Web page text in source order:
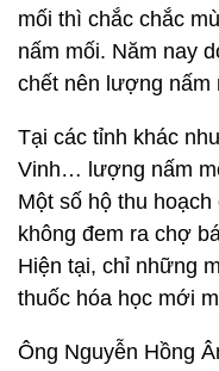
mối thì chắc chắc
nấm mối. Năm nay
chết nên lượng nấm
Tại các tỉnh khác
Vinh… lượng nấm
Một số hộ thu
không đem ra chợ
Hiện tại, chỉ những
thuốc hóa học mới
Ông Nguyễn Hồng